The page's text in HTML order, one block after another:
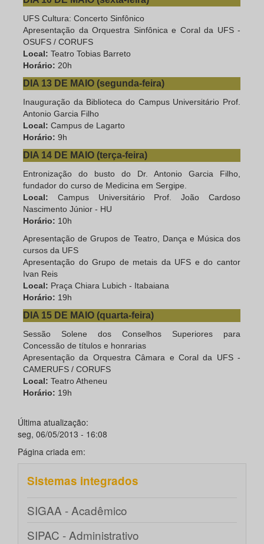
UFS Cultura: Concerto Sinfônico
Apresentação da Orquestra Sinfônica e Coral da UFS -
OSUFS / CORUFS
Local: Teatro Tobias Barreto
Horário: 20h
DIA 13 DE MAIO (segunda-feira)
Inauguração da Biblioteca do Campus Universitário Prof.
Antonio Garcia Filho
Local: Campus de Lagarto
Horário: 9h
DIA 14 DE MAIO (terça-feira)
Entronização do busto do Dr. Antonio Garcia Filho,
fundador do curso de Medicina em Sergipe.
Local: Campus Universitário Prof. João Cardoso
Nascimento Júnior - HU
Horário: 10h
Apresentação de Grupos de Teatro, Dança e Música dos
cursos da UFS
Apresentação do Grupo de metais da UFS e do cantor
Ivan Reis
Local: Praça Chiara Lubich - Itabaiana
Horário: 19h
DIA 15 DE MAIO (quarta-feira)
Sessão Solene dos Conselhos Superiores para
Concessão de títulos e honrarias
Apresentação da Orquestra Câmara e Coral da UFS -
CAMERUFS / CORUFS
Local: Teatro Atheneu
Horário: 19h
Última atualização:
seg, 06/05/2013 - 16:08
Página criada em:
Sistemas integrados
SIGAA - Acadêmico
SIPAC - Administrativo